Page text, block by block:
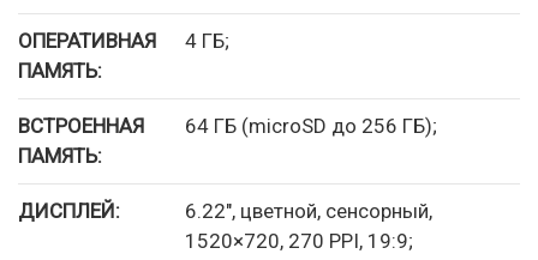
ОПЕРАТИВНАЯ
ПАМЯТЬ:
4 ГБ;
ВСТРОЕННАЯ
ПАМЯТЬ:
64 ГБ (microSD до 256 ГБ);
ДИСПЛЕЙ:
6.22″, цветной, сенсорный,
1520×720, 270 PPI, 19:9;